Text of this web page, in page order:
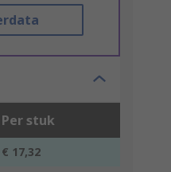
Per stuk
€ 17,32